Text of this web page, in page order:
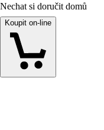
Nechat si doručit domů
Koupit on-line